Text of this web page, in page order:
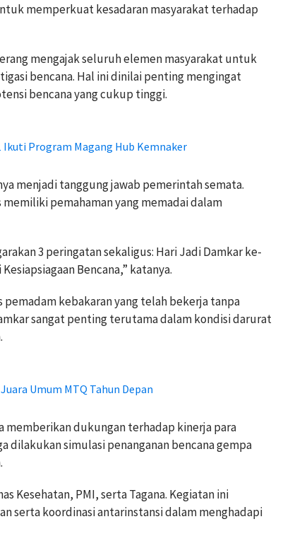
memperkuat kesadaran masyarakat terhadap
mengajak seluruh elemen masyarakat untuk
bencana. Hal ini dinilai penting mengingat
bencana yang cukup tinggi.
Ikuti Program Magang Hub Kemnaker
menjadi tanggung jawab pemerintah semata.
pemahaman yang memadai dalam
3 peringatan sekaligus: Hari Jadi Damkar ke-
Bencana,” katanya.
kebakaran yang telah bekerja tanpa
sangat penting terutama dalam kondisi darurat
Umum MTQ Tahun Depan
memberikan dukungan terhadap kinerja para
dilakukan simulasi penanganan bencana gempa
Kesehatan, PMI, serta Tagana. Kegiatan ini
serta koordinasi antarinstansi dalam menghadapi